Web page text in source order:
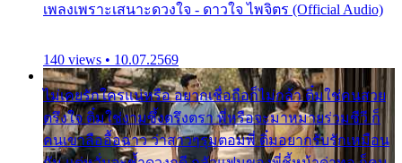
เพลงเพราะเสนาะดวงใจ - ดาวใจ ไพจิตร (Official Audio)
140 views • 10.07.2569
ไม่เคยรักใครแน่หรือ อยากเชื่อถือก็ไม่กล้า ติ๋มใช่คนสวย
ตรึงใจ ติ๋มใช่งามซึ้งตรึงตรา พี่หรือจะมาหมายร่วมชีวี ก็
คนเขาลืออื้อฉาว ว่าสาวๆรุมตอมพี่ ติ๋มอยากรับรักเหมือน